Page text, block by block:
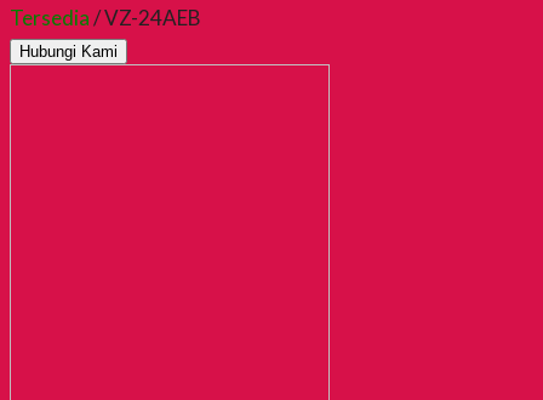
Tersedia/ VZ-24AEB
Hubungi Kami